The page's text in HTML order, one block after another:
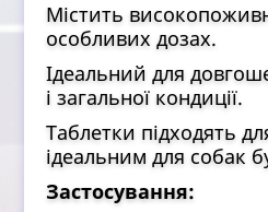
Містить
особливих дозах.
Ідеальний для
і загальної кондиції.
Таблетки підходять
ідеальним для собак
Застосування: